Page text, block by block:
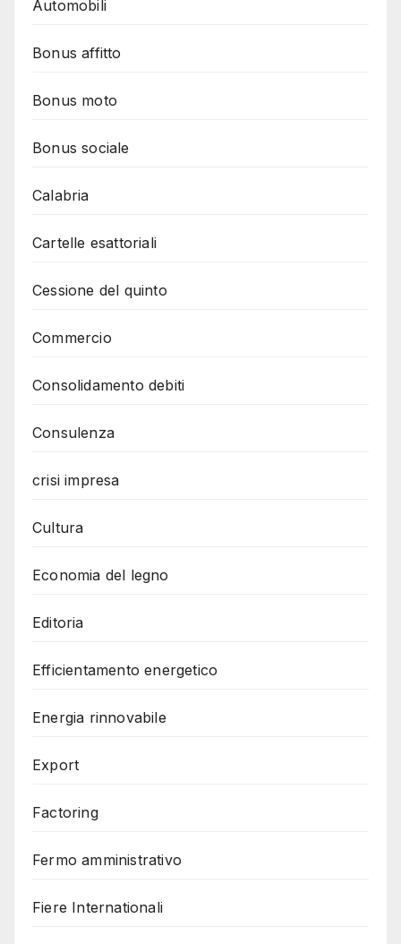
Automobili
Bonus affitto
Bonus moto
Bonus sociale
Calabria
Cartelle esattoriali
Cessione del quinto
Commercio
Consolidamento debiti
Consulenza
crisi impresa
Cultura
Economia del legno
Editoria
Efficientamento energetico
Energia rinnovabile
Export
Factoring
Fermo amministrativo
Fiere Internationali